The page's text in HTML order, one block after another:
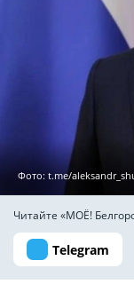
Фото: t.me/
Читайте «МОЁ!
Telegram